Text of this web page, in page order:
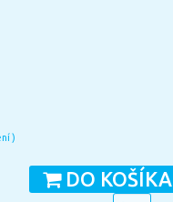
)
DO KOŠÍKA